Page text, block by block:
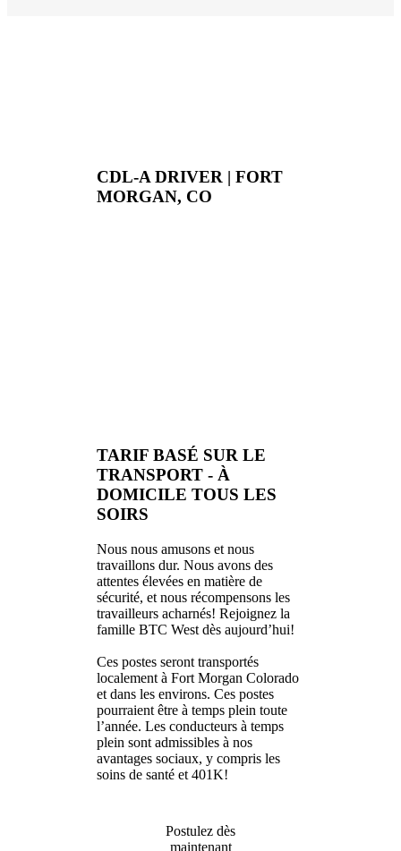
CDL-A DRIVER | FORT
MORGAN, CO
TARIF BASÉ SUR LE
TRANSPORT - À
DOMICILE TOUS LES
SOIRS
Nous nous amusons et nous
travaillons dur. Nous avons des
attentes élevées en matière de
sécurité, et nous récompensons les
travailleurs acharnés! Rejoignez la
famille BTC West dès aujourd’hui!
Ces postes seront transportés
localement à Fort Morgan Colorado
et dans les environs. Ces postes
pourraient être à temps plein toute
l’année. Les conducteurs à temps
plein sont admissibles à nos
avantages sociaux, y compris les
soins de santé et 401K!
Postulez dès
maintenant